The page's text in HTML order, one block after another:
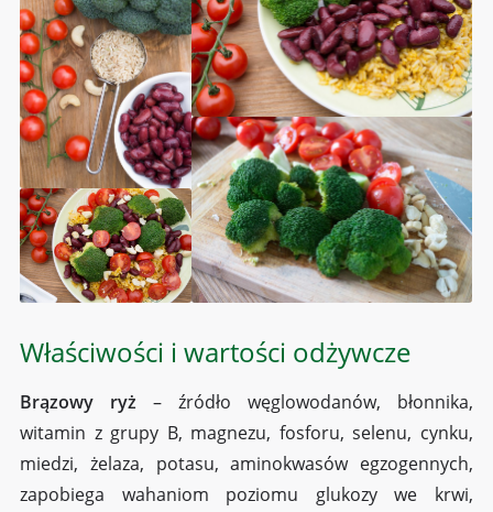
Właściwości i wartości odżywcze
Brązowy ryż – źródło węglowodanów, błonnika,
witamin z grupy B, magnezu, fosforu, selenu, cynku,
miedzi, żelaza, potasu, aminokwasów egzogennych,
zapobiega wahaniom poziomu glukozy we krwi,